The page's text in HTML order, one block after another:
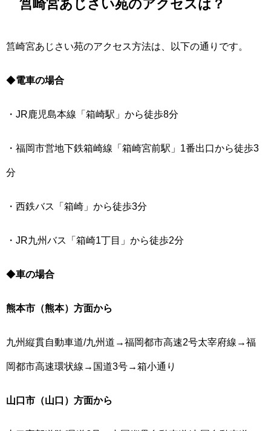
筥崎宮あじさい苑のアクセスは？
筥崎宮あじさい苑のアクセス方法は、以下の通りです。
◆電車の場合
・JR鹿児島本線「箱崎駅」から徒歩8分
・福岡市営地下鉄箱崎線「箱崎宮前駅」1番出口から徒歩3
分
・西鉄バス「箱崎」から徒歩3分
・JR九州バス「箱崎1丁目」から徒歩2分
◆車の場合
熊本市（熊本）方面から
九州縦貫自動車道/九州道→福岡都市高速2号太宰府線→福
岡都市高速環状線→国道3号→箱小通り
山口市（山口）方面から